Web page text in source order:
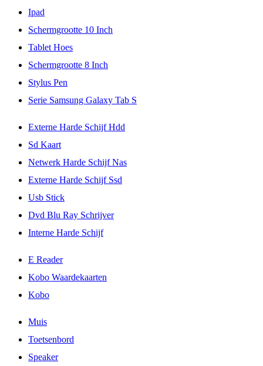
Ipad
Schermgrootte 10 Inch
Tablet Hoes
Schermgrootte 8 Inch
Stylus Pen
Serie Samsung Galaxy Tab S
Externe Harde Schijf Hdd
Sd Kaart
Netwerk Harde Schijf Nas
Externe Harde Schijf Ssd
Usb Stick
Dvd Blu Ray Schrijver
Interne Harde Schijf
E Reader
Kobo Waardekaarten
Kobo
Muis
Toetsenbord
Speaker